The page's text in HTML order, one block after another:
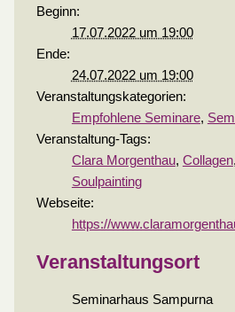
Beginn:
17.07.2022 um 19:00
Ende:
24.07.2022 um 19:00
Veranstaltungskategorien:
Empfohlene Seminare,
Veranstaltung-Tags:
Clara Morgenthau, Collagen,
Soulpainting
Webseite:
https://
Veranstaltungsort
Seminarhaus Sampurna